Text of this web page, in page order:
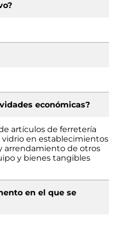
económicas?
artículos de ferretería
en establecimientos
arrendamiento de otros
y bienes tangibles
en el que se